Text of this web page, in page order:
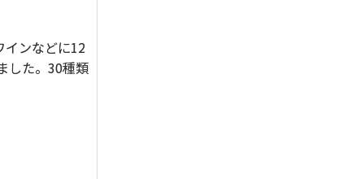
インなどに12
した。30種類